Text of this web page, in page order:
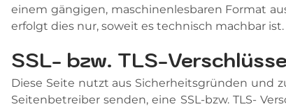
einem gängigen, maschinenlesbaren Format
erfolgt dies nur, soweit es technisch machbar ist.
SSL- bzw. TLS-
Diese Seite nutzt aus Sicherheitsgründen und
Seitenbetreiber senden, eine SSL-bzw. TLS-